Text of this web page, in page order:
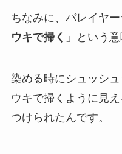
ちなみに、バレイヤ
ウキで掃く」
という意
染める時にシュッシ
ウキで掃くように見
つけられたんです。